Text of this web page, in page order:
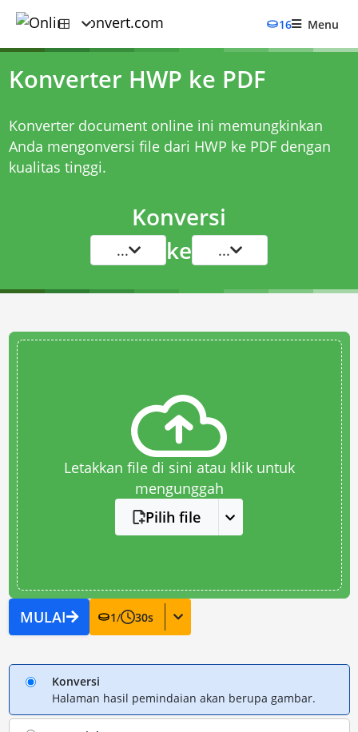
16 Menu
Konverter HWP ke PDF
Konverter document online ini memungkinkan
Anda mengonversi file dari HWP ke PDF dengan
kualitas tinggi.
Konversi
... ke ...
Letakkan file di sini atau klik untuk
mengunggah
Pilih file
MULAI 1/ 30s
Konversi
Halaman hasil pemindaian akan berupa gambar.